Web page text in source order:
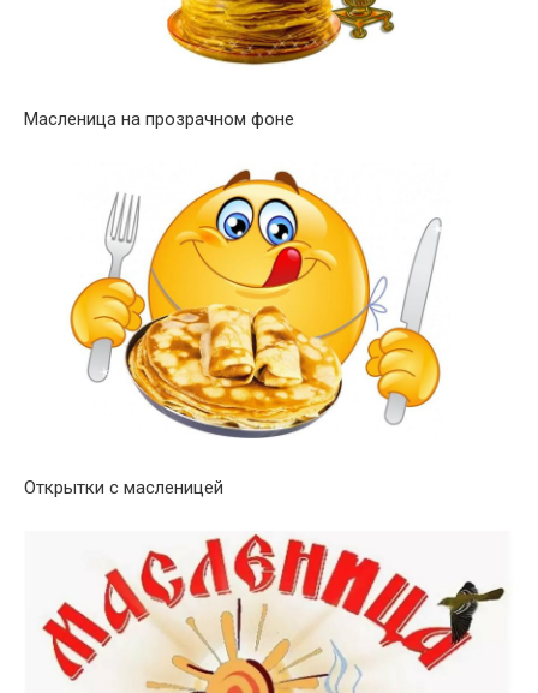
Масленица на прозрачном фоне
Открытки с масленицей